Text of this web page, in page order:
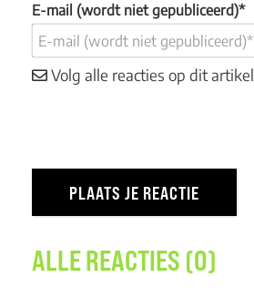
E-mail (wordt niet gepubliceerd)*
Volg alle reacties op dit artikel
ALLE REACTIES (0)